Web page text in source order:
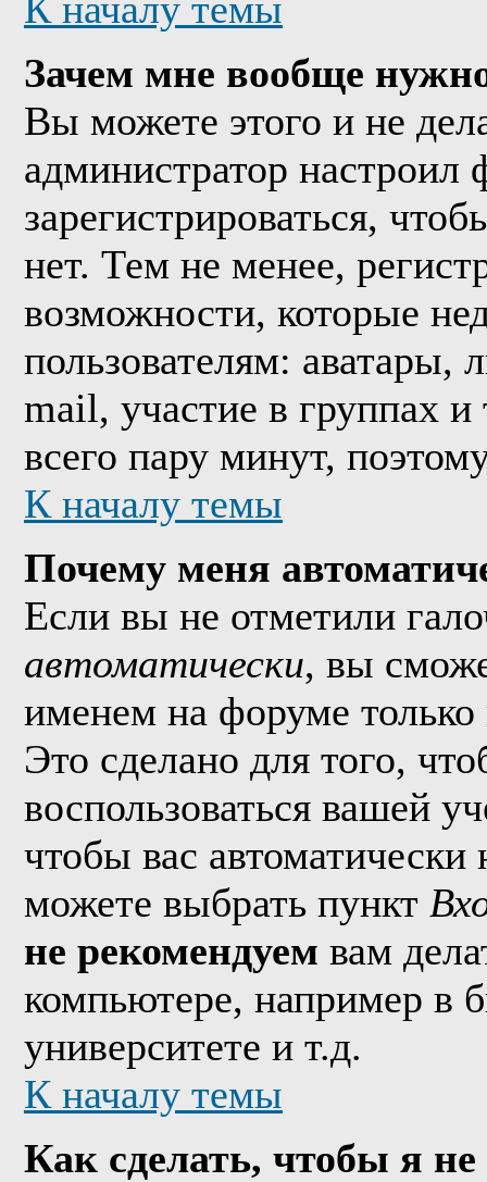
Зачем мне вообще
Вы можете этого и не
администратор
зарегистрироваться,
нет. Тем не менее,
возможности, которые
пользователям: аватары,
mail, участие в группах и
всего пару минут,
К началу темы
Почему меня
Если вы не отметили
автоматически, вы
именем на форуме только
Это сделано для того,
воспользоваться вашей
чтобы вас
можете выбрать пункт
не рекомендуем вам
компьютере, например в
университете и т.д.
К началу темы
Как сделать, чтобы я